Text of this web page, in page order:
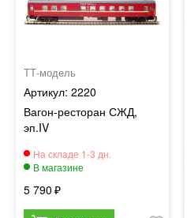
ТТ-модель
2220
Вагон-ресторан СЖД,
эп.IV
5 790